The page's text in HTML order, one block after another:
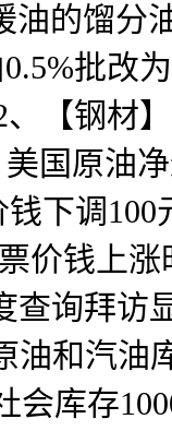
油的馏分
批改
【钢材
国原油
下调100
价钱上
查询拜访
油和汽油
会库存